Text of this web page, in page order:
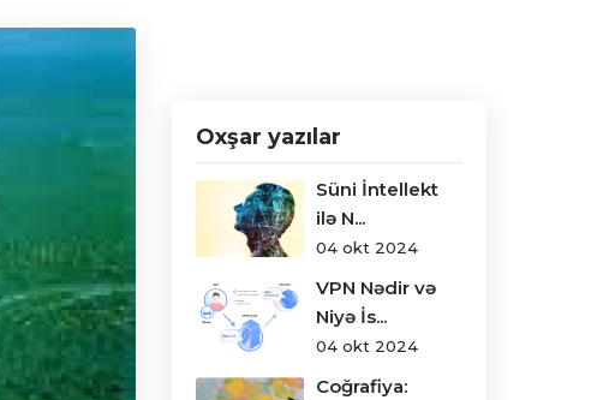
Oxşar yazılar
Süni İntellekt
ilə N...
04 okt 2024
VPN Nədir və
Niyə İs...
04 okt 2024
Coğrafiya: